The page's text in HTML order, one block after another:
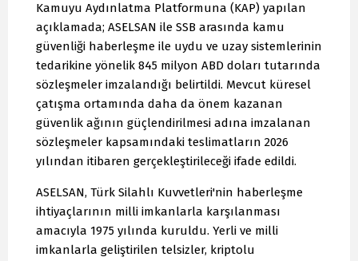
Kamuyu Aydınlatma Platformuna (KAP) yapılan
açıklamada; ASELSAN ile SSB arasında kamu
güvenliği haberleşme ile uydu ve uzay sistemlerinin
tedarikine yönelik 845 milyon ABD doları tutarında
sözleşmeler imzalandığı belirtildi. Mevcut küresel
çatışma ortamında daha da önem kazanan
güvenlik ağının güçlendirilmesi adına imzalanan
sözleşmeler kapsamındaki teslimatların 2026
yılından itibaren gerçekleştirileceği ifade edildi.
ASELSAN, Türk Silahlı Kuvvetleri'nin haberleşme
ihtiyaçlarının milli imkanlarla karşılanması
amacıyla 1975 yılında kuruldu. Yerli ve milli
imkanlarla geliştirilen telsizler, kriptolu